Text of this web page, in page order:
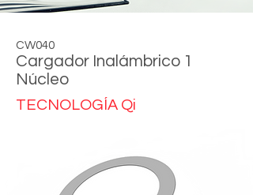
CW040
Cargador Inalámbrico 1
Núcleo
TECNOLOGÍA Qi